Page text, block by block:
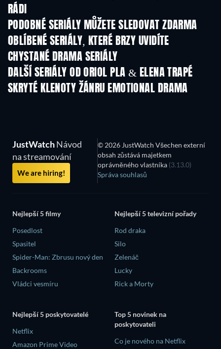
RÁDI
PODOBNÉ SERIÁLY MŮŽETE SLEDOVAT ZDARMA
TV TV
OBLÍBENÉ SERIÁLY, KTERÉ BRZY UVIDÍTE
TV TV
CHYSTANÉ DRAMA SERIÁLY
Řada 6
DALŠÍ SERIÁLY OD ORIOL PLA & ELENA TRAPÉ
TV
SKRYTÉ KLENOTY ŽÁNRU EMOTIONAL DRAMA
JustWatchNávod
na streamování
We are hiring!
© 2026 JustWatch Všechen externí
obsah zůstává majetkem
oprávněného vlastníka (3.13.0)
Správa souhlasů
Nejlepší 5 filmy
Posedlost
Spasitel
Spider-Man: Zbrusu nový den
Backrooms
Vládci vesmíru
Nejlepší 5 televizní pořady
Rod draka
Silo
Zelenáč
Lucky
Rick a Morty
Nejlepší 5 poskytovatelé
Netflix
Amazon Prime Video
Top 5 novinek na
poskytovateli
Co je nového na Netflix